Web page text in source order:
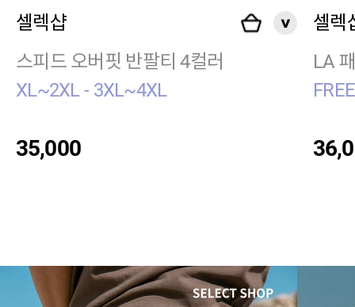
셀렉샵
스피드 오버핏 반팔티 4컬러
XL~2XL - 3XL~4XL
35,000
셀렉
LA
FREE